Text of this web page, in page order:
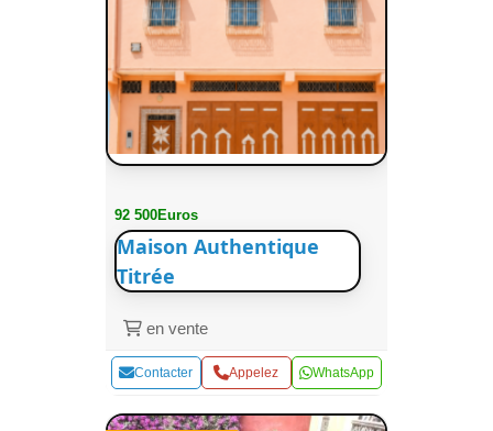
92 500Euros
Maison Authentique
Titrée
en vente
Contacter Appelez WhatsApp